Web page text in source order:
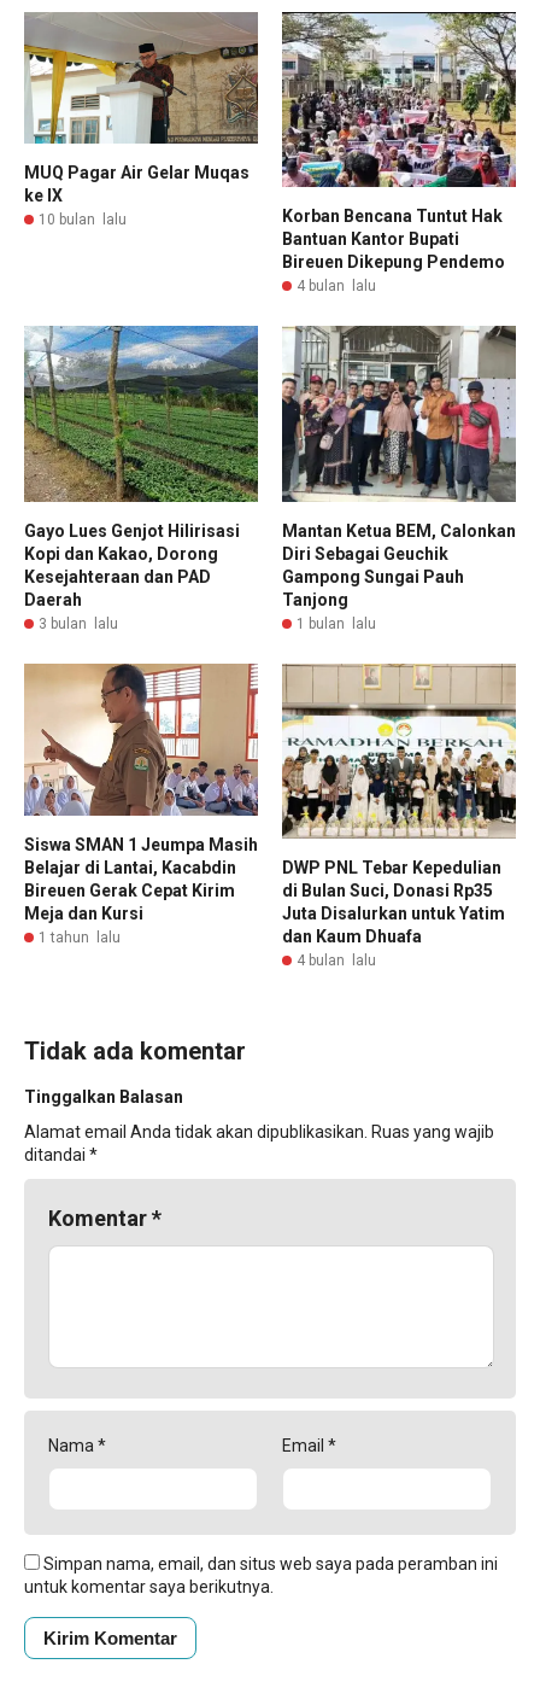
MUQ Pagar Air Gelar Muqas
ke IX
10 bulan lalu
Korban Bencana Tuntut Hak
Bantuan Kantor Bupati
Bireuen Dikepung Pendemo
4 bulan lalu
Gayo Lues Genjot Hilirisasi
Kopi dan Kakao, Dorong
Kesejahteraan dan PAD
Daerah
3 bulan lalu
Mantan Ketua BEM, Calonkan
Diri Sebagai Geuchik
Gampong Sungai Pauh
Tanjong
1 bulan lalu
Siswa SMAN 1 Jeumpa Masih
Belajar di Lantai, Kacabdin
Bireuen Gerak Cepat Kirim
Meja dan Kursi
1 tahun lalu
DWP PNL Tebar Kepedulian
di Bulan Suci, Donasi Rp35
Juta Disalurkan untuk Yatim
dan Kaum Dhuafa
4 bulan lalu
Tidak ada komentar
Tinggalkan Balasan
Alamat email Anda tidak akan dipublikasikan. Ruas yang wajib
ditandai *
Komentar*
Nama * Email *
Simpan nama, email, dan situs web saya pada peramban ini
untuk komentar saya berikutnya.